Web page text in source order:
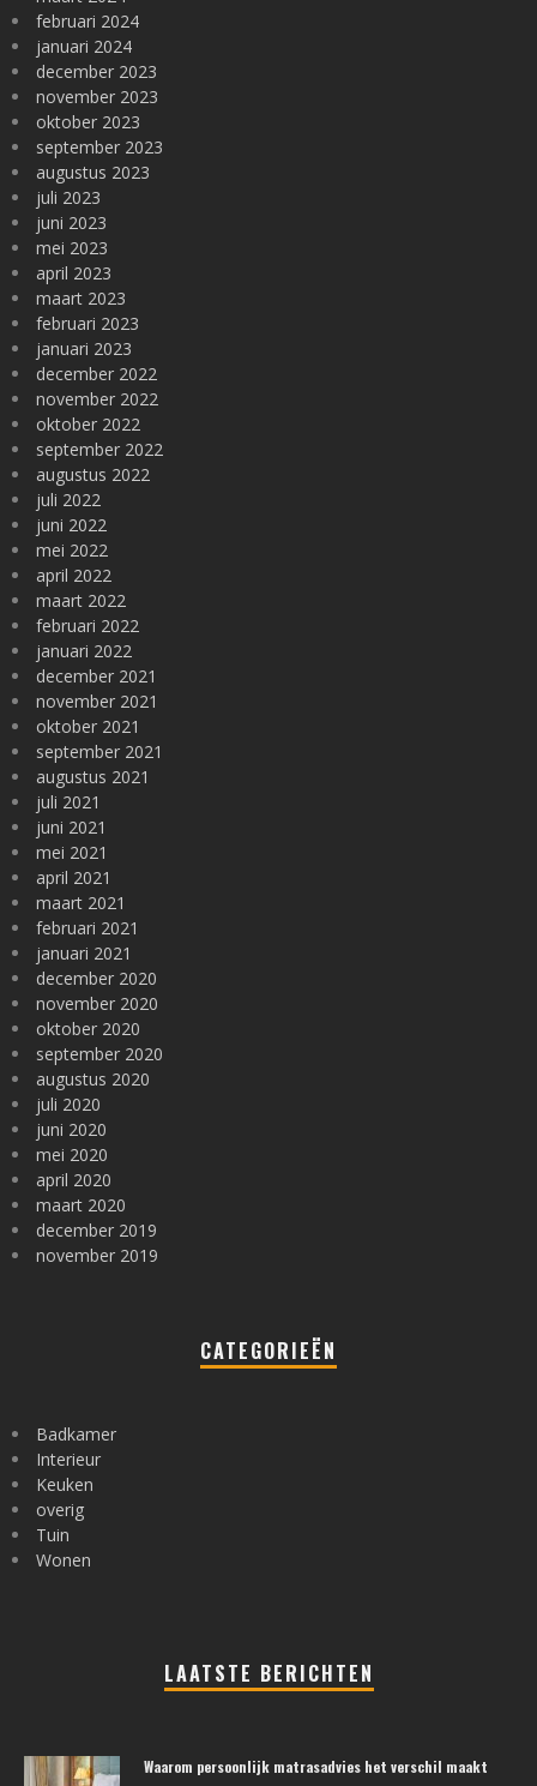
februari 2024
januari 2024
december 2023
november 2023
oktober 2023
september 2023
augustus 2023
juli 2023
juni 2023
mei 2023
april 2023
maart 2023
februari 2023
januari 2023
december 2022
november 2022
oktober 2022
september 2022
augustus 2022
juli 2022
juni 2022
mei 2022
april 2022
maart 2022
februari 2022
januari 2022
december 2021
november 2021
oktober 2021
september 2021
augustus 2021
juli 2021
juni 2021
mei 2021
april 2021
maart 2021
februari 2021
januari 2021
december 2020
november 2020
oktober 2020
september 2020
augustus 2020
juli 2020
juni 2020
mei 2020
april 2020
maart 2020
december 2019
november 2019
CATEGORIEËN
Badkamer
Interieur
Keuken
overig
Tuin
Wonen
LAATSTE BERICHTEN
Waarom persoonlijk matrasadvies het verschil maakt